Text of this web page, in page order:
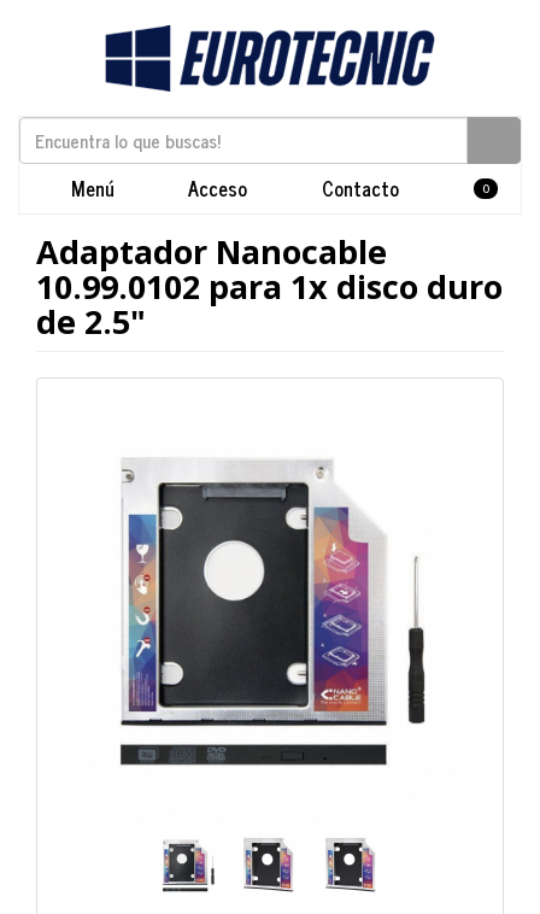
Menú Acceso Contacto 0
Adaptador Nanocable
10.99.0102 para 1x disco duro
de 2.5"